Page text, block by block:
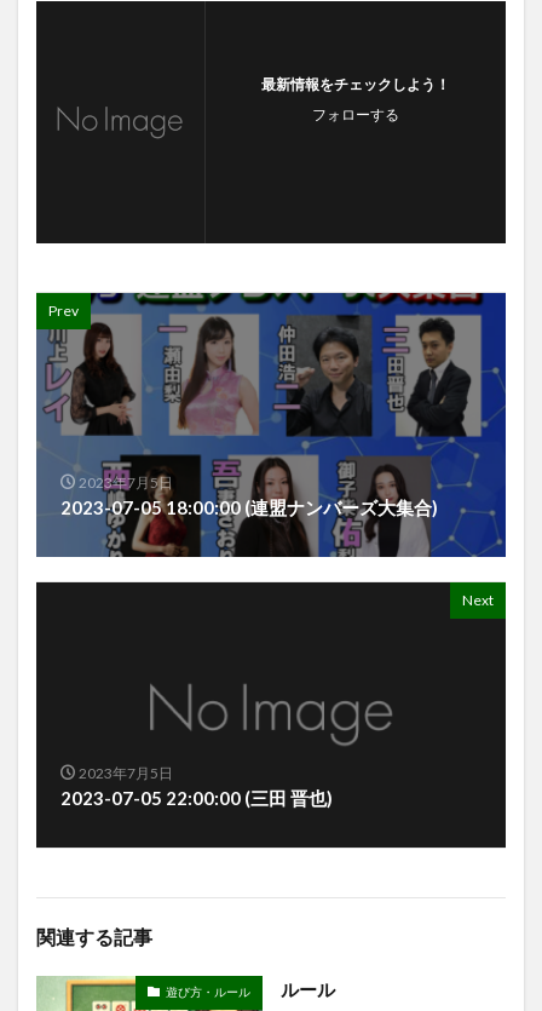
最新情報をチェックしよう！
フォローする
Prev
2023年7月5日
2023-07-05 18:00:00 (連盟ナンバーズ大集合)
Next
2023年7月5日
2023-07-05 22:00:00 (三田 晋也)
関連する記事
遊び方・ルール ルール